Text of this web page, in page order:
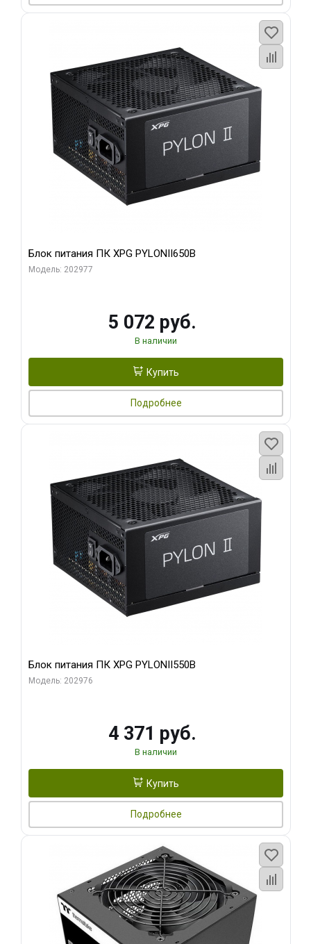
Блок питания ПК XPG PYLONII650B
Модель: 202977
5 072 руб.
В наличии
Купить
Подробнее
Блок питания ПК XPG PYLONII550B
Модель: 202976
4 371 руб.
В наличии
Купить
Подробнее